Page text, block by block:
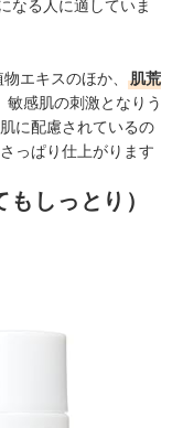
なる人に適していま
エキスのほか、
肌荒
敏感肌の刺激となりう
に配慮されているの
っぱり仕上がります
しっとり）